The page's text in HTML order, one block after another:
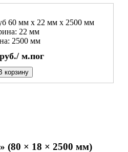
60 мм х 22 мм х 2500 мм
22 мм
2500 мм
руб./ м.пог
корзину
(80 × 18 × 2500 мм)